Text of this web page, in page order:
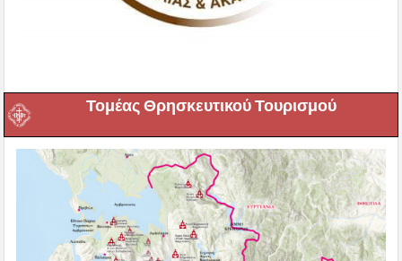
Τομέας Θρησκευτικού Τουρισμού